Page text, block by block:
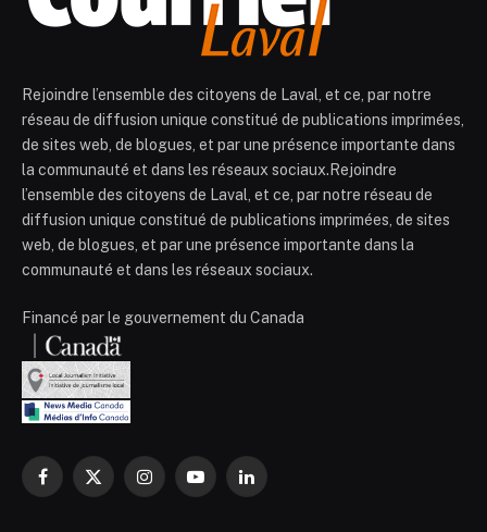
Rejoindre l’ensemble des citoyens de Laval, et ce, par notre
réseau de diffusion unique constitué de publications imprimées,
de sites web, de blogues, et par une présence importante dans
la communauté et dans les réseaux sociaux.Rejoindre
l’ensemble des citoyens de Laval, et ce, par notre réseau de
diffusion unique constitué de publications imprimées, de sites
web, de blogues, et par une présence importante dans la
communauté et dans les réseaux sociaux.
Financé par le gouvernement du Canada
Facebook
X
InstagramYouTubeLinkedIn